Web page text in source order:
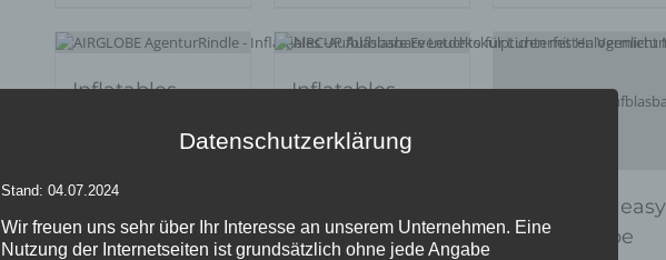
Inflatables
Inflatables
Inflatables easy
XMAS Globe
Datenschutzerklärung
Stand: 04.07.2024
Wir freuen uns sehr über Ihr Interesse an unserem Unternehmen. Eine
Nutzung der Internetseiten ist grundsätzlich ohne jede Angabe